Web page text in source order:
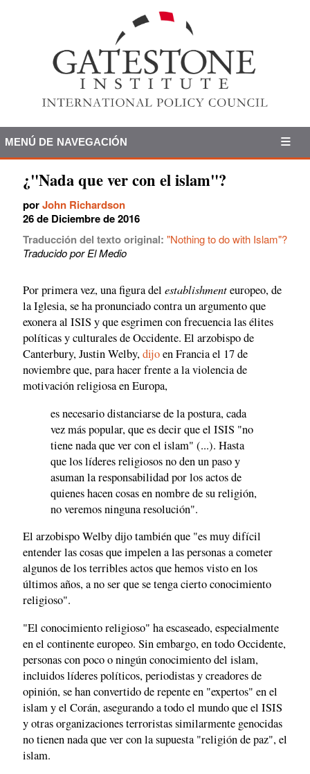
MENÚ DE NAVEGACIÓN
¿"Nada que ver con el islam"?
porJohn Richardson
26 de Diciembre de 2016
Traducción del texto original: "Nothing to do with Islam"?
Traducido por El Medio
Por primera vez, una figura del establishmenteuropeo, de
la Iglesia, se ha pronunciado contra un argumento que
exonera al ISIS y que esgrimen con frecuencia las élites
políticas y culturales de Occidente. El arzobispo de
Canterbury, Justin Welby,dijoen Francia el 17 de
noviembre que, para hacer frente a la violencia de
motivación religiosa en Europa,
es necesario distanciarse de la postura, cada
vez más popular, que es decir que el ISIS "no
tiene nada que ver con el islam" (...). Hasta
que los líderes religiosos no den un paso y
asuman la responsabilidad por los actos de
quienes hacen cosas en nombre de su religión,
no veremos ninguna resolución".
El arzobispo Welby dijo también que "es muy difícil
entender las cosas que impelen a las personas a cometer
algunos de los terribles actos que hemos visto en los
últimos años, a no ser que se tenga cierto conocimiento
religioso".
"El conocimiento religioso" ha escaseado, especialmente
en el continente europeo. Sin embargo, en todo Occidente,
personas con poco o ningún conocimiento del islam,
incluidos líderes políticos, periodistas y creadores de
opinión, se han convertido de repente en "expertos" en el
islam y el Corán, asegurando a todo el mundo que el ISIS
y otras organizaciones terroristas similarmente genocidas
no tienen nada que ver con la supuesta "religión de paz", el
islam.